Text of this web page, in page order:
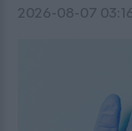
2026-08-07